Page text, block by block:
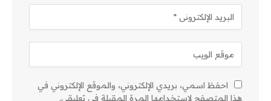
احفظ اسمي، بريدي الإلكتروني، والموقع الإلكتروني في
هذا المتصفح لاستخدامها المرة المقبلة في تعليقي.